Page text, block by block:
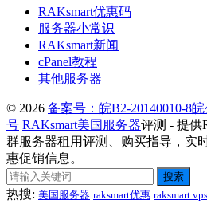
RAKsmart优惠码
服务器小常识
RAKsmart新闻
cPanel教程
其他服务器
© 2026 备案号：皖B2-20140010-8皖
号 RAKsmart美国服务器评测 - 提供
群服务器租用评测、购买指导，实
惠促销信息。
搜索
热搜: 美国服务器 raksmart优惠 raksmart vps